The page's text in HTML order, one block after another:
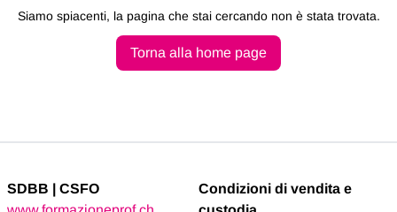
Siamo spiacenti, la pagina che stai cercando non è stata trovata.
Torna alla home page
SDBB | CSFO
Condizioni di vendita e